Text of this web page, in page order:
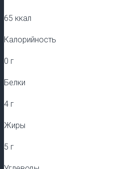
65 ккал
Калорийность
0 г
Белки
4 г
Жиры
5 г